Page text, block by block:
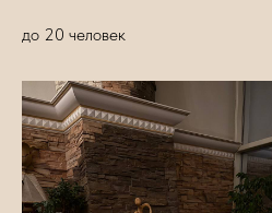
до 20 человек